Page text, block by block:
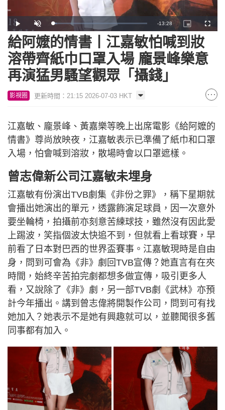
Play UnmuteLoaded:
Remaining
Time
-13:28
Picture-
in-
Picture
給阿嬤的情書丨江嘉敏怕喊到妝
溶帶齊紙巾口罩入場 龐景峰樂意
再演猛男騷望觀眾「攝錢」
影視圈 更新時間：21:15 2026-07-03 HKT
江嘉敏、龐景峰、黃嘉樂等晚上出席電影《給阿嬤的
情書》尊尚放映夜，江嘉敏表示已準備了紙巾和口罩
入場，怕會喊到溶妝，散場時會以口罩遮樣。
曾志偉新公司江嘉敏未埋身
江嘉敏有份演出TVB劇集《非份之罪》，稱下星期就
會播出她演出的單元，透露飾演足球員，因一次意外
要坐輪椅，拍攝前亦刻意苦練球技，雖然沒有因此愛
上踢波，笑指個波太快追不到，但就看上看球賽，早
前看了日本對巴西的世界盃賽事。江嘉敏現時是自由
身，問到可會為《非》劇回TVB宣傳？她直言有在夾
時間，始終辛苦拍完劇都想多做宣傳，吸引更多人
看，又說除了《非》劇，另一部TVB劇《武林》亦預
計今年播出。講到曾志偉將開製作公司，問到可有找
她加入？她表示不是她有興趣就可以，並聽聞很多舊
同事都有加入。